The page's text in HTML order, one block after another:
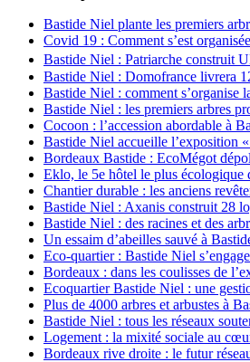
Bastide Niel plante les premiers
Covid 19 : Comment s’est
Bastide Niel : Patriarche construit
Bastide Niel : Domofrance livrera
Bastide Niel : comment s’organise
Bastide Niel : les premiers arbres
Cocoon : l’accession abordable à
Bastide Niel accueille l’exposition
Bordeaux Bastide : EcoMégot
Eklo, le 5e hôtel le plus écologique
Chantier durable : les anciens
Bastide Niel : Axanis construit 28
Bastide Niel : des racines et des
Un essaim d’abeilles sauvé à
Eco-quartier : Bastide Niel s’engage
Bordeaux : dans les coulisses de
Ecoquartier Bastide Niel : une
Plus de 4000 arbres et arbustes à
Bastide Niel : tous les réseaux
Logement : la mixité sociale au
Bordeaux rive droite : le futur